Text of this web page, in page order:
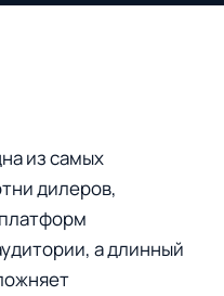
из самых
дилеров,
а длинный